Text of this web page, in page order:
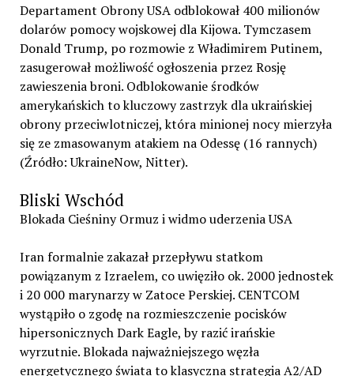
Departament Obrony USA odblokował 400 milionów
dolarów pomocy wojskowej dla Kijowa. Tymczasem
Donald Trump, po rozmowie z Władimirem Putinem,
zasugerował możliwość ogłoszenia przez Rosję
zawieszenia broni. Odblokowanie środków
amerykańskich to kluczowy zastrzyk dla ukraińskiej
obrony przeciwlotniczej, która minionej nocy mierzyła
się ze zmasowanym atakiem na Odessę (16 rannych)
(Źródło: UkraineNow, Nitter).
Bliski Wschód
Blokada Cieśniny Ormuz i widmo uderzenia USA
Iran formalnie zakazał przepływu statkom
powiązanym z Izraelem, co uwięziło ok. 2000 jednostek
i 20 000 marynarzy w Zatoce Perskiej. CENTCOM
wystąpiło o zgodę na rozmieszczenie pocisków
hipersonicznych Dark Eagle, by razić irańskie
wyrzutnie. Blokada najważniejszego węzła
energetycznego świata to klasyczna strategia A2/AD